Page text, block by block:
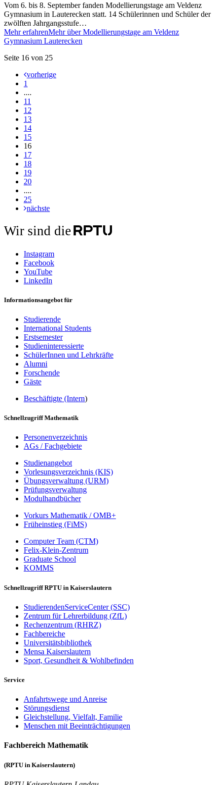
Vom 6. bis 8. September fanden Modellierungstage am Veldenz
Gymnasium in Lauterecken statt. 14 Schülerinnen und Schüler der
zwölften Jahrgangsstufe…
Mehr erfahrenMehr über Modellierungstage am Veldenz
Gymnasium Lauterecken
Seite 16 von 25
vorherige
1
....
11
12
13
14
15
16
17
18
19
20
....
25
nächste
Wir sind die
Instagram
Facebook
YouTube
LinkedIn
Informationsangebot für
Studierende
International Students
Erstsemester
Studieninteressierte
SchülerInnen und Lehrkräfte
Alumni
Forschende
Gäste
Beschäftigte (Intern)
Schnellzugriff Mathematik
Personenverzeichnis
AGs / Fachgebiete
Studienangebot
Vorlesungsverzeichnis (KIS)
Übungsverwaltung (URM)
Prüfungsverwaltung
Modulhandbücher
Vorkurs Mathematik / OMB+
Früheinstieg (FiMS)
Computer Team (CTM)
Felix-Klein-Zentrum
Graduate School
KOMMS
Schnellzugriff RPTU in Kaiserslautern
StudierendenServiceCenter (SSC)
Zentrum für Lehrerbildung (ZfL)
Rechenzentrum (RHRZ)
Fachbereiche
Universitätsbibliothek
Mensa Kaiserslautern
Sport, Gesundheit & Wohlbefinden
Service
Anfahrtswege und Anreise
Störungsdienst
Gleichstellung, Vielfalt, Familie
Menschen mit Beeinträchtigungen
Fachbereich Mathematik
(RPTU in Kaiserslautern)